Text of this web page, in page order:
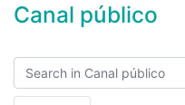
Canal público